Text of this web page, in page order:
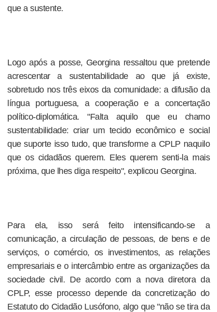
que a sustente.
Logo após a posse, Georgina ressaltou que pretende
acrescentar a sustentabilidade ao que já existe,
sobretudo nos três eixos da comunidade: a difusão da
língua portuguesa, a cooperação e a concertação
político-diplomática. "Falta aquilo que eu chamo
sustentabilidade: criar um tecido econômico e social
que suporte isso tudo, que transforme a CPLP naquilo
que os cidadãos querem. Eles querem senti-la mais
próxima, que lhes diga respeito", explicou Georgina.
Para ela, isso será feito intensificando-se a
comunicação, a circulação de pessoas, de bens e de
serviços, o comércio, os investimentos, as relações
empresariais e o intercâmbio entre as organizações da
sociedade civil. De acordo com a nova diretora da
CPLP, esse processo depende da concretização do
Estatuto do Cidadão Lusófono, algo que "não se tira da